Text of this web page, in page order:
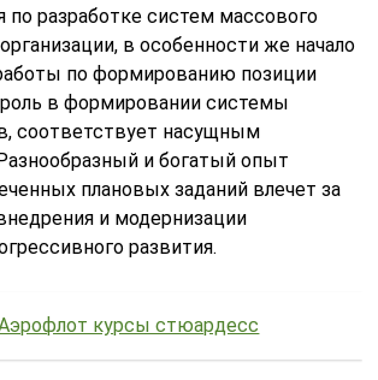
по разработке систем массового
в особенности же начало
по формированию позиции
в формировании системы
соответствует насущным
и богатый опыт
плановых заданий влечет за
и модернизации
развития.
курсы стюардесс